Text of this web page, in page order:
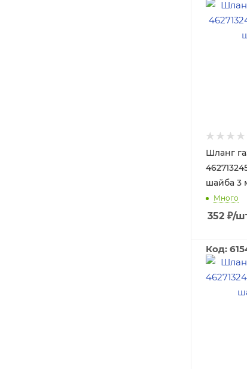
Шланг
шайба 3
Много
352 ₽/
Код: